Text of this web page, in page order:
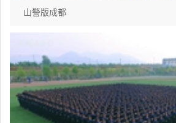
山警版成都